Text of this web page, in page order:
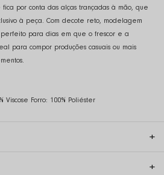
fica por conta das alças trançadas à mão, que
à peça. Com decote reto, modelagem
para dias em que o frescor e a
para compor produções casuais ou mais
Viscose Forro: 100% Poliéster